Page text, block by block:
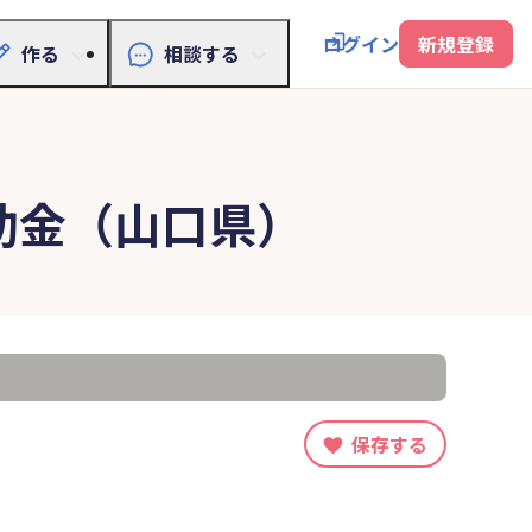
作る 相談する ログイン 新規登録
（山口県）
保存する